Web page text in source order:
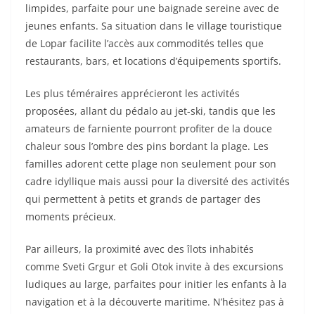
limpides, parfaite pour une baignade sereine avec de
jeunes enfants. Sa situation dans le village touristique
de Lopar facilite l’accès aux commodités telles que
restaurants, bars, et locations d’équipements sportifs.
Les plus téméraires apprécieront les activités
proposées, allant du pédalo au jet-ski, tandis que les
amateurs de farniente pourront profiter de la douce
chaleur sous l’ombre des pins bordant la plage. Les
familles adorent cette plage non seulement pour son
cadre idyllique mais aussi pour la diversité des activités
qui permettent à petits et grands de partager des
moments précieux.
Par ailleurs, la proximité avec des îlots inhabités
comme Sveti Grgur et Goli Otok invite à des excursions
ludiques au large, parfaites pour initier les enfants à la
navigation et à la découverte maritime. N’hésitez pas à